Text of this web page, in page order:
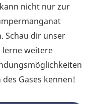
nicht nur zur
Schau dir unser
lerne weitere
Gases kennen!